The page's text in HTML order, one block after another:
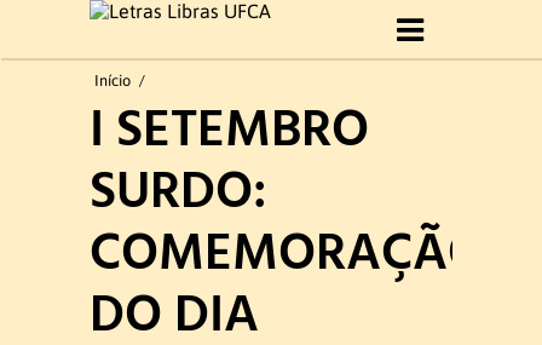
Sobre Curso
Histórico
Objetivo do Curso
Perfil profissional
Início /
I SETEMBRO
SURDO:
COMEMORAÇÃO
DO DIA